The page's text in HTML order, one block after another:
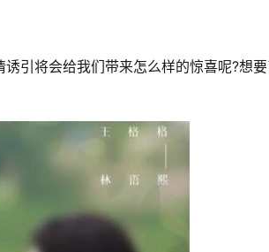
引将会给我们带来怎么样的惊喜呢?想